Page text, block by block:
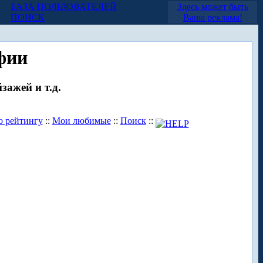
БАЗА ПОЛЬЗОВАТЕЛЕЙ
ПОИСК
Здесь может быть
Ваша реклама!
и т.д.
рейтингу:: Мои любимые:: Поиск::